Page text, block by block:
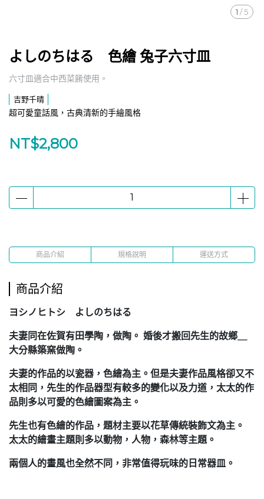
1 /5
よしのちはる 色繪 兔子六寸皿
六寸皿適合中西菜餚使用。
吉野千晴
超可愛童話風，古典清新的手繪風格
NT$2,800
商品介紹 規格說明 運送方式
商品介紹
ヨシノヒトシ よしのちはる
夫妻同在佐賀有田學陶，做陶。 婚後才搬回先生的故鄉＿
大分縣築窯做陶。
夫妻的作品的以瓷器，色繪為主。但是夫妻作品風格卻又不
太相同，先生的作品器型有較多的變化以及力道，太太的作
品則多以可愛的色繪圖案為主。
先生也有色繪的作品，題材主要以花草傳統裝飾文為主。
太太的繪畫主題則多以動物，人物，森林等主題。
兩個人的畫風也全然不同，非常值得玩味的日常器皿。